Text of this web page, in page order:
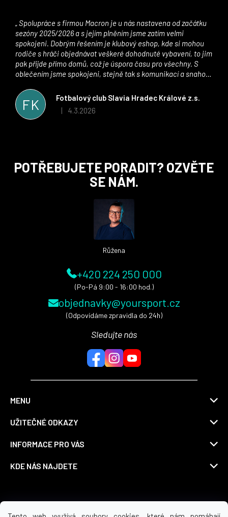
FK
Fotbalový club Slavia Hradec Králové z.s.
Hodnocení obchodu je 5 z 5 hvězdiček.
| 4.3.2026
sezóny 2025/2026 a s jejím plněním jsme zatím velmi
spokojeni. Dobrým řešením je klubový eshop, kde si mohou
rodiče s hráči objednávat veškeré dohodnuté vybavení, to jim
pak přijde přímo domů, což je úspora času pro všechny. S
oblečením jsme spokojeni, stejně tak s komunikací a snahou
stran. Věříme, že v tomto duchu bude spolupráce pokračovat
i nadále, nyní už začínáme řešit i první sady dresů ;)
POTŘEBUJETE PORADIT? OZVĚTE
SE NÁM.
Růžena
+420 224 250 000
(Po-Pá 9:00 - 16:00 hod.)
objednavky@yoursport.cz
(Odpovídáme zpravidla do 24h)
Sledujte nás
MENU
UŽITEČNÉ ODKAZY
INFORMACE PRO VÁS
KDE NÁS NAJDETE
Možnosti dopravy